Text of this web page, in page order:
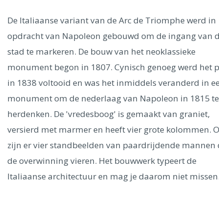
Mechelen Venetië
Dublin
Hong Kong München Wenen Budapest
Madrid
Vancouver
Alles bekijken
De Italiaanse variant van de Arc de Triomphe werd in
opdracht van Napoleon gebouwd om de ingang van
stad te markeren. De bouw van het neoklassieke
monument begon in 1807. Cynisch genoeg werd het
in 1838 voltooid en was het inmiddels veranderd in
monument om de nederlaag van Napoleon in 1815 te
herdenken. De 'vredesboog' is gemaakt van graniet,
versierd met marmer en heeft vier grote kolommen.
zijn er vier standbeelden van paardrijdende mannen
de overwinning vieren. Het bouwwerk typeert de
Italiaanse architectuur en mag je daarom niet